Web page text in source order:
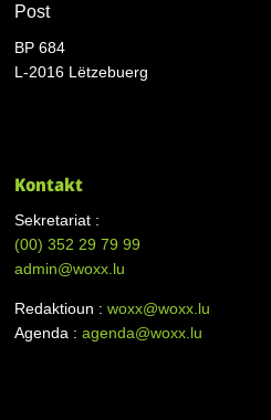
Post
BP 684
L-2016 Lëtzebuerg
Kontakt
Sekretariat :
(00)352 29 79 99
admin@woxx.lu
Redaktioun :woxx@woxx.lu
Agenda :agenda@woxx.lu